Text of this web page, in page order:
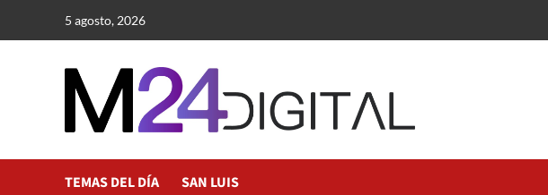
5 agosto, 2026
TEMAS DEL DÍA SAN LUIS